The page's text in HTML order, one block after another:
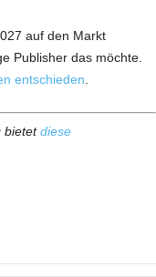
auf den Markt
Publisher das möchte.
entschieden
bietetdiese